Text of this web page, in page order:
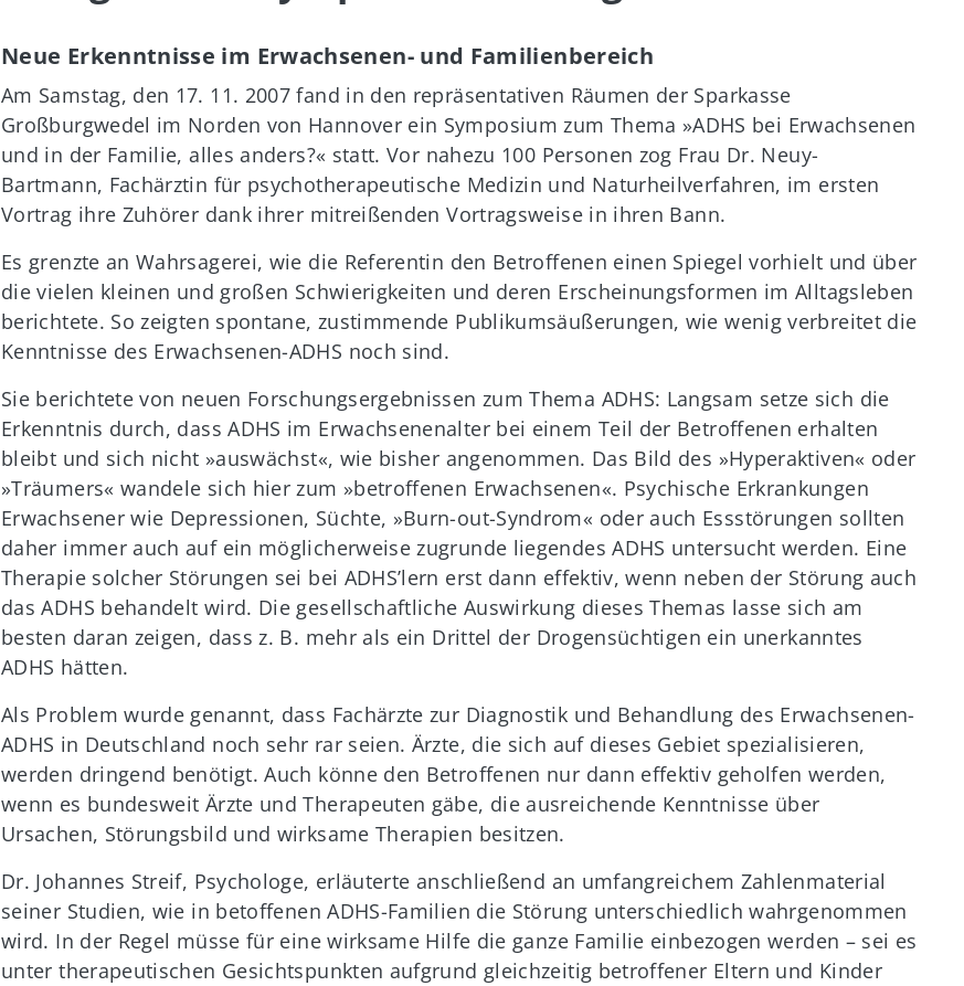
Neue Erkenntnisse im Erwachsenen- und Familienbereich
Am Samstag, den 17. 11. 2007 fand in den repräsentativen Räumen der Sparkasse
Großburgwedel im Norden von Hannover ein Symposium zum Thema »ADHS bei Erwachsenen
und in der Familie, alles anders?« statt. Vor nahezu 100 Personen zog Frau Dr. Neuy-
Bartmann, Fachärztin für psychotherapeutische Medizin und Naturheilverfahren, im ersten
Vortrag ihre Zuhörer dank ihrer mitreißenden Vortragsweise in ihren Bann.
Es grenzte an Wahrsagerei, wie die Referentin den Betroffenen einen Spiegel vorhielt und über
die vielen kleinen und großen Schwierigkeiten und deren Erscheinungsformen im Alltagsleben
berichtete. So zeigten spontane, zustimmende Publikumsäußerungen, wie wenig verbreitet die
Kenntnisse des Erwachsenen-ADHS noch sind.
Sie berichtete von neuen Forschungsergebnissen zum Thema ADHS: Langsam setze sich die
Erkenntnis durch, dass ADHS im Erwachsenenalter bei einem Teil der Betroffenen erhalten
bleibt und sich nicht »auswächst«, wie bisher angenommen. Das Bild des »Hyperaktiven« oder
»Träumers« wandele sich hier zum »betroffenen Erwachsenen«. Psychische Erkrankungen
Erwachsener wie Depressionen, Süchte, »Burn-out-Syndrom« oder auch Essstörungen sollten
daher immer auch auf ein möglicherweise zugrunde liegendes ADHS untersucht werden. Eine
Therapie solcher Störungen sei bei ADHS’lern erst dann effektiv, wenn neben der Störung auch
das ADHS behandelt wird. Die gesellschaftliche Auswirkung dieses Themas lasse sich am
besten daran zeigen, dass z. B. mehr als ein Drittel der Drogensüchtigen ein unerkanntes
ADHS hätten.
Als Problem wurde genannt, dass Fachärzte zur Diagnostik und Behandlung des Erwachsenen-
ADHS in Deutschland noch sehr rar seien. Ärzte, die sich auf dieses Gebiet spezialisieren,
werden dringend benötigt. Auch könne den Betroffenen nur dann effektiv geholfen werden,
wenn es bundesweit Ärzte und Therapeuten gäbe, die ausreichende Kenntnisse über
Ursachen, Störungsbild und wirksame Therapien besitzen.
Dr. Johannes Streif, Psychologe, erläuterte anschließend an umfangreichem Zahlenmaterial
seiner Studien, wie in betoffenen ADHS-Familien die Störung unterschiedlich wahrgenommen
wird. In der Regel müsse für eine wirksame Hilfe die ganze Familie einbezogen werden – sei es
unter therapeutischen Gesichtspunkten aufgrund gleichzeitig betroffener Eltern und Kinder